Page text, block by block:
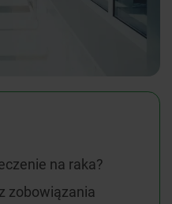
na raka?
zobowiązania